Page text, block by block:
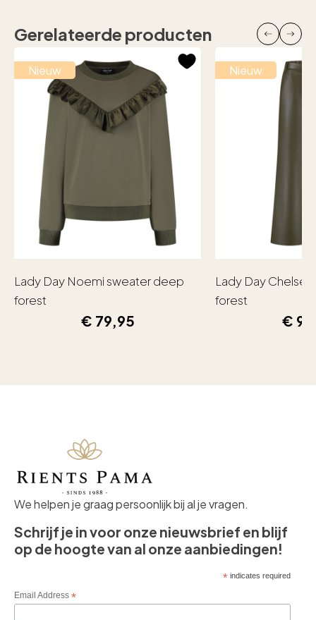
Gerelateerde producten
Nieuw
Lady Day Noemi sweater deep
forest
€ 79,95
Nieuw
Lady Day
forest
€
We helpen je graag persoonlijk bij al je vragen.
Schrijf je in voor onze nieuwsbrief en blijf
op de hoogte van al onze aanbiedingen!
*indicates required
Email Address *